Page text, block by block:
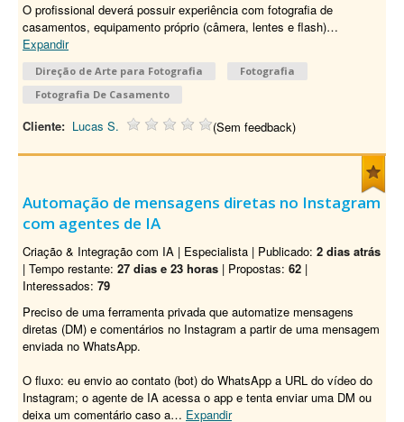
O profissional deverá possuir experiência com fotografia de
casamentos, equipamento próprio (câmera, lentes e flash)…
Expandir
Direção de Arte para Fotografia
Fotografia
Fotografia De Casamento
Cliente: Lucas S. (Sem feedback)
Automação de mensagens diretas no Instagram
com agentes de IA
Criação & Integração com IA | Especialista | Publicado: 2 dias atrás
| Tempo restante: 27 dias e 23 horas | Propostas: 62 |
Interessados: 79
Preciso de uma ferramenta privada que automatize mensagens
diretas (DM) e comentários no Instagram a partir de uma mensagem
enviada no WhatsApp.
O fluxo: eu envio ao contato (bot) do WhatsApp a URL do vídeo do
Instagram; o agente de IA acessa o app e tenta enviar uma DM ou
deixa um comentário caso a… Expandir